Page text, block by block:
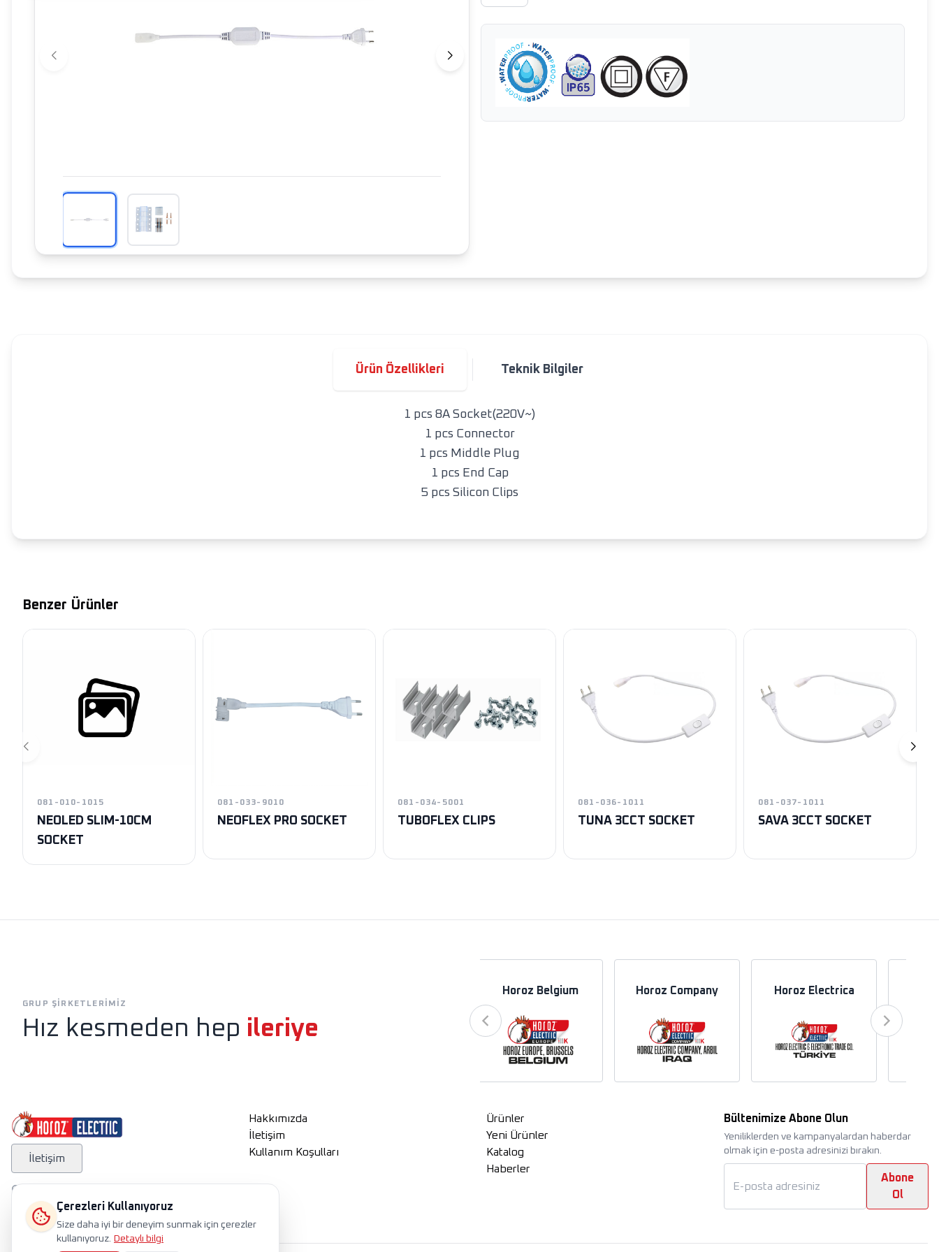
Çerezleri Kullanıyoruz
Size daha iyi bir deneyim sunmak için çerezler
kullanıyoruz. Detaylı bilgi
Ürün Özellikleri Teknik Bilgiler
1 pcs 8A Socket(220V~)
1 pcs Connector
1 pcs Middle Plug
1 pcs End Cap
5 pcs Silicon Clips
Benzer Ürünler
081-010-1015
NEOLED SLIM-10CM
SOCKET
081-033-9010
NEOFLEX PRO SOCKET
081-034-5001
TUBOFLEX CLIPS
081-036-1011
TUNA 3CCT SOCKET
081-037-1011
SAVA 3CCT SOCKET
GRUP ŞIRKETLERIMIZ
Hız kesmeden hep ileriye
Horoz Belgium Horoz Company Horoz Electrica
İletişim
Hakkımızda
İletişim
Kullanım Koşulları
Ürünler
Yeni Ürünler
Katalog
Haberler
Bültenimize Abone Olun
Yeniliklerden ve kampanyalardan haberdar
olmak için e-posta adresinizi bırakın.
Abone
Ol